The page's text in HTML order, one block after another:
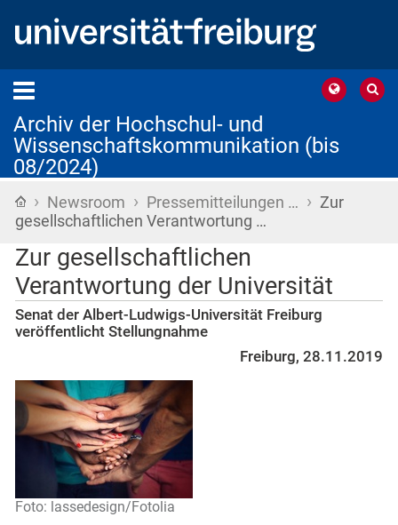
Archiv der Hochschul- und
Wissenschaftskommunikation (bis
08/2024)
Startseite
› Newsroom › Pressemitteilungen … › Zur
gesellschaftlichen Verantwortung …
Zur gesellschaftlichen
Verantwortung der Universität
Senat der Albert-Ludwigs-Universität Freiburg
veröffentlicht Stellungnahme
Freiburg, 28.11.2019
Foto: lassedesign/Fotolia